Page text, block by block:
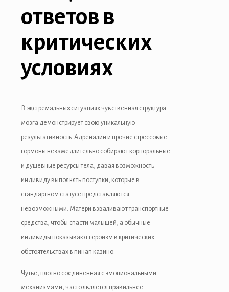
ответов в
критических
условиях
В экстремальных ситуациях чувственная структура
мозга демонстрирует свою уникальную
результативность. Адреналин и прочие стрессовые
гормоны незамедлительно собирают корпоральные
и душевные ресурсы тела, давая возможность
индивиду выполнять поступки, которые в
стандартном статусе представляются
невозможными. Матери взваливают транспортные
средства, чтобы спасти малышей, а обычные
индивиды показывают героизм в критических
обстоятельствах в пинап казино.
Чутье, плотно соединенная с эмоциональными
механизмами, часто является правильнее